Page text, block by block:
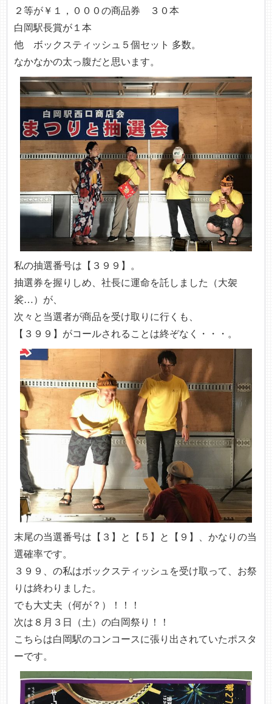
２等が￥１，０００の商品券 ３０本
白岡駅長賞が１本
他 ボックスティッシュ５個セット 多数。
なかなかの太っ腹だと思います。
私の抽選番号は【３９９】。
抽選券を握りしめ、社長に運命を託しました（大袈
裟…）が、
次々と当選者が商品を受け取りに行くも、
【３９９】がコールされることは終ぞなく・・・。
末尾の当選番号は【３】と【５】と【９】、かなりの当
選確率です。
３９９、の私はボックスティッシュを受け取って、お祭
りは終わりました。
でも大丈夫（何が？）！！！
次は８月３日（土）の白岡祭り！！
こちらは白岡駅のコンコースに張り出されていたポスタ
ーです。